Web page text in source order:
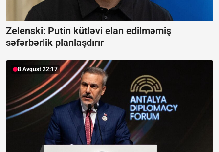
Zelenski: Putin kütləvi elan edilməmiş
səfərbərlik planlaşdırır
8 Avqust 22:17